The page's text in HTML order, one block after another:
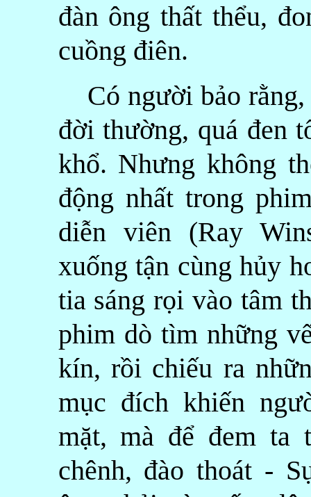
đàn ông thất thểu,
cuồng điên.
Có người bảo rằng,
đời thường, quá đen
khổ. Nhưng không
động nhất trong
diễn viên (Ray
xuống tận cùng hủy
tia sáng rọi vào tâm
phim dò tìm những
kín, rồi chiếu ra
mục đích khiến
mặt, mà để đem ta
chênh, đào thoát -